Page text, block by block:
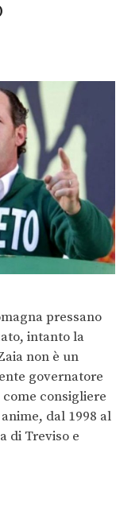
pressano
intanto la
non è un
governatore
consigliere
dal 1998 al
di Treviso e